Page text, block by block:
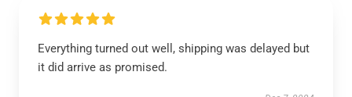
Everything turned out well, shipping was delayed but
it did arrive as promised.